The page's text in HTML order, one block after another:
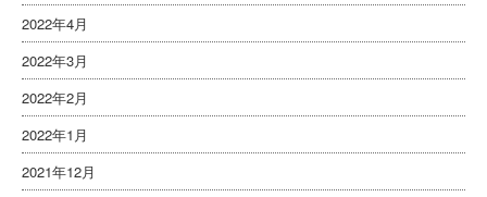
2022年4月
2022年3月
2022年2月
2022年1月
2021年12月